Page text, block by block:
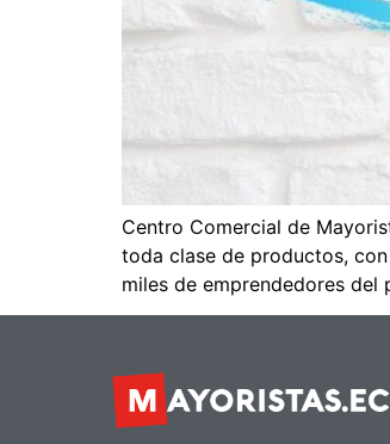
Centro Comercial de
toda clase de productos,
miles de emprendedores